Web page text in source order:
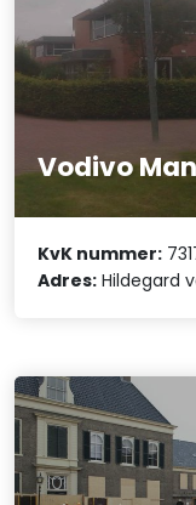
Vodivo
KvK nummer:
Adres: Hildegard